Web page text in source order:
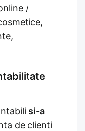
/
si-a
de clienti